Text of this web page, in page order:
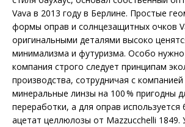
Vava в 2013 году в Берлине. Простые
формы оправ и солнцезащитных очков
оригинальными деталями высоко
минимализма и футуризма. Особо
компания строго следует принципам
производства, сотрудничая с
минеральные линзы на 100 % пригодны
переработки, а для оправ используется
ацетат целлюлозы от Mazzucchelli 1849.